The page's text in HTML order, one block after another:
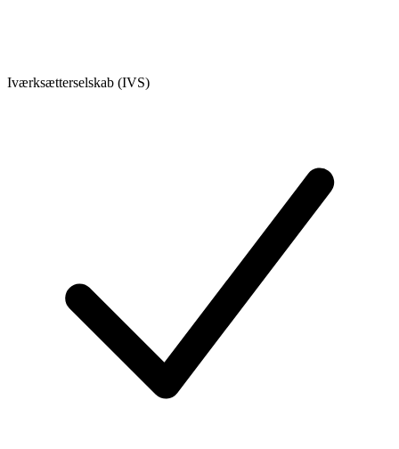
Iværksætterselskab (IVS)